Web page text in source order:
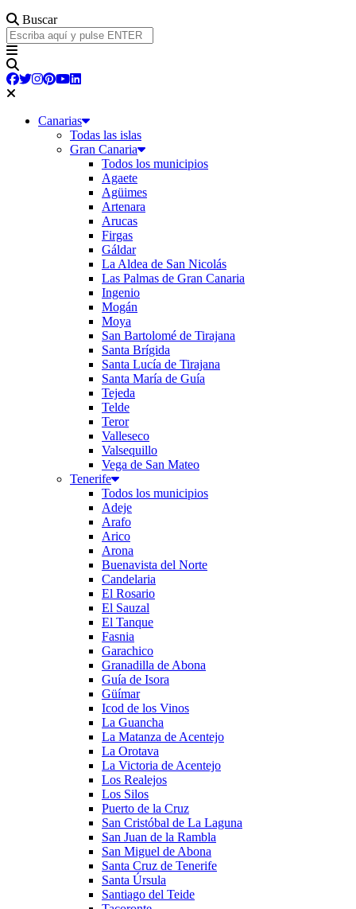
Buscar
Canarias
Todas las islas
Gran Canaria
Todos los municipios
Agaete
Agüimes
Artenara
Arucas
Firgas
Gáldar
La Aldea de San Nicolás
Las Palmas de Gran Canaria
Ingenio
Mogán
Moya
San Bartolomé de Tirajana
Santa Brígida
Santa Lucía de Tirajana
Santa María de Guía
Tejeda
Telde
Teror
Valleseco
Valsequillo
Vega de San Mateo
Tenerife
Todos los municipios
Adeje
Arafo
Arico
Arona
Buenavista del Norte
Candelaria
El Rosario
El Sauzal
El Tanque
Fasnia
Garachico
Granadilla de Abona
Guía de Isora
Güímar
Icod de los Vinos
La Guancha
La Matanza de Acentejo
La Orotava
La Victoria de Acentejo
Los Realejos
Los Silos
Puerto de la Cruz
San Cristóbal de La Laguna
San Juan de la Rambla
San Miguel de Abona
Santa Cruz de Tenerife
Santa Úrsula
Santiago del Teide